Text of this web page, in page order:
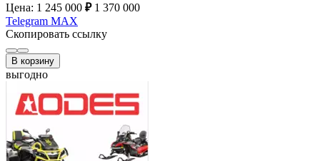
Цена: 1 245 000 ₽ 1 370 000
Telegram MAX
Скопировать ссылку
В корзину
выгодно